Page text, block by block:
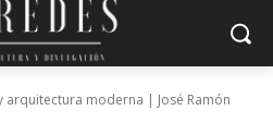
arquitectura moderna | José Ramón